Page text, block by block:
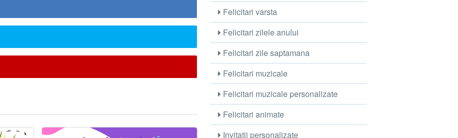
Felicitari varsta
Felicitari zilele anului
Felicitari zile saptamana
Felicitari muzicale
Felicitari muzicale personalizate
Felicitari animate
Invitatii personalizate